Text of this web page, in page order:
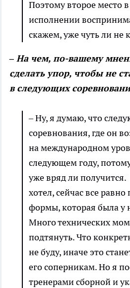
Поэтому второе место в
исполнении
скажем, уже чуть ли не
– На чем, по-вашему
сделать упор, чтобы не
в следующих
– Ну, я думаю, что
соревнования, где он
на международном
следующем году,
уже вряд ли
хотел, сейчас все равно
формы, которая была у
Много технических
подтянуть. Что
не буду, иначе это
его соперникам. Но я
тренерами сборной и